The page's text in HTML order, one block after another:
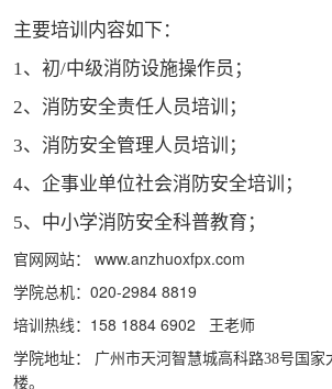
主要培训内容如下：
1、初/中级消防设施操作员；
2、消防安全责任人员培训；
3、消防安全管理人员培训；
4、企事业单位社会消防安全培训；
5、中小学消防安全科普教育；
官网网站：
www.anzhuoxfpx.com
学院总机：020-2984 8819
培训热线：158 1884 6902 王老师
学院地址：
广州市天河智慧城高科路38号国家
楼。